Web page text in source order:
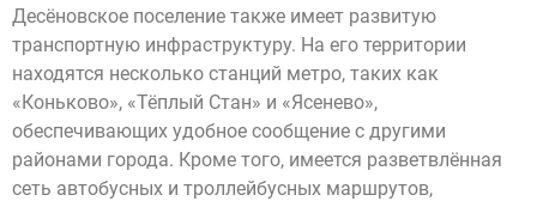
Десёновское поселение также имеет развитую
транспортную инфраструктуру. На его территории
находятся несколько станций метро, таких как
«Коньково», «Тёплый Стан» и «Ясенево»,
обеспечивающих удобное сообщение с другими
районами города. Кроме того, имеется разветвлённая
сеть автобусных и троллейбусных маршрутов,